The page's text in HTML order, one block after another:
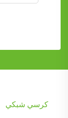
كرسي شبكي